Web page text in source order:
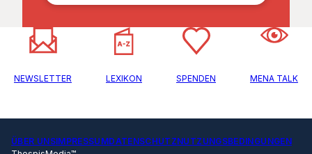
NEWSLETTER LEXIKON SPENDEN MENA TALK
ÜBER UNSIMPRESSUMDATENSCHUTZNUTZUNGSBEDINGUNGEN